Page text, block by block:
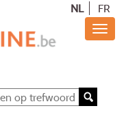
NL FR